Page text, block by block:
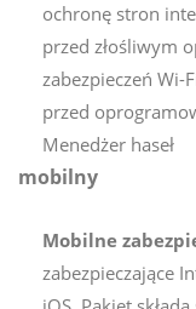
ochronę stron
przed złośliwym
zabezpieczeń Wi-
przed
Menedżer haseł
mobilny
Mobilne
zabezpieczające